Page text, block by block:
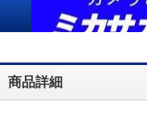
商品詳細